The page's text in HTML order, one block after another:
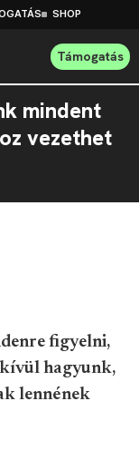
SHOP
Támogatás
mindent
vezethet
figyelni,
hagyunk,
lennének